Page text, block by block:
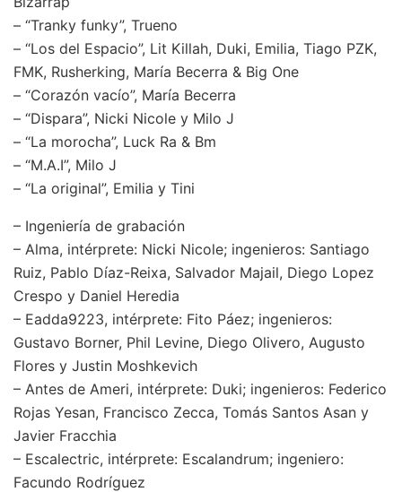
– “Tranky funky”, Trueno
– “Los del Espacio”, Lit Killah, Duki, Emilia, Tiago PZK,
FMK, Rusherking, María Becerra & Big One
– “Corazón vacío”, María Becerra
– “Dispara”, Nicki Nicole y Milo J
– “La morocha”, Luck Ra & Bm
– “M.A.I”, Milo J
– “La original”, Emilia y Tini
– Ingeniería de grabación
– Alma, intérprete: Nicki Nicole; ingenieros: Santiago
Ruiz, Pablo Díaz-Reixa, Salvador Majail, Diego Lopez
Crespo y Daniel Heredia
– Eadda9223, intérprete: Fito Páez; ingenieros:
Gustavo Borner, Phil Levine, Diego Olivero, Augusto
Flores y Justin Moshkevich
– Antes de Ameri, intérprete: Duki; ingenieros: Federico
Rojas Yesan, Francisco Zecca, Tomás Santos Asan y
Javier Fracchia
– Escalectric, intérprete: Escalandrum; ingeniero:
Facundo Rodríguez